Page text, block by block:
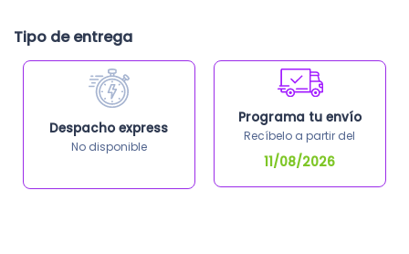
Tipo de entrega
Despacho express
No disponible
Programa tu envío
Recíbelo a partir del
11/08/2026